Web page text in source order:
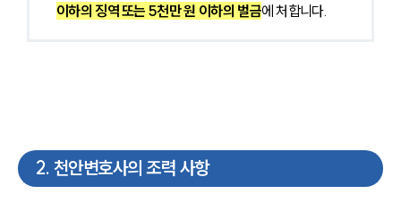
이하의 징역 또는 5천만 원 이하의 벌금에 처합니다.
2. 천안변호사의 조력 사항